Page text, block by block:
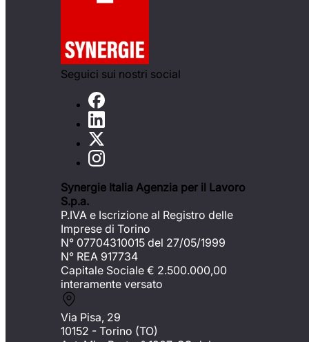
Seguici sui nostri social
Synergie Italia Agenzia per il Lavoro
S.p.a.
P.IVA e Iscrizione al Registro delle
Imprese di Torino
N° 07704310015 del 27/05/1999
N° REA 917734
Capitale Sociale € 2.500.000,00
interamente versato
Via Pisa, 29
10152 - Torino (TO)